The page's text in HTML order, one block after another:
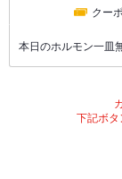
クー
本日のホルモン一皿
下記ボタ